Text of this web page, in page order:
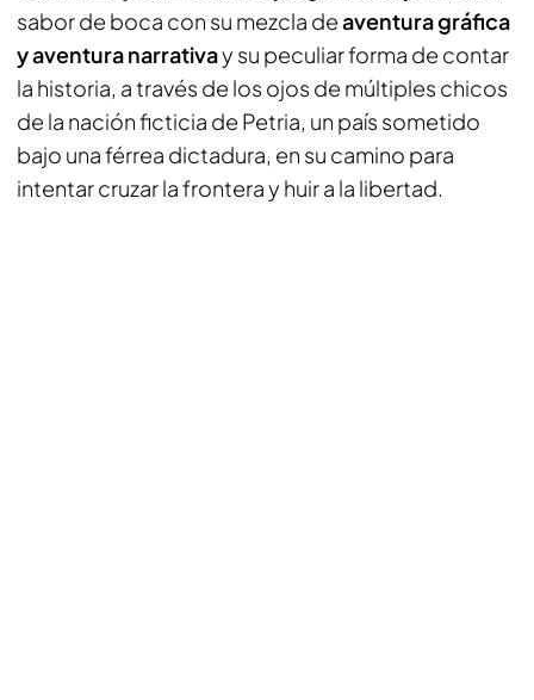
sabor de boca con su mezcla deaventura gráfica
y aventura narrativay su peculiar forma de contar
la historia, a través de los ojos de múltiples chicos
de la nación ficticia de Petria, un país sometido
bajo una férrea dictadura, en su camino para
intentar cruzar la frontera y huir a la libertad.